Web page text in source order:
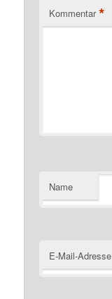
Kommentar *
Name
E-Mail-Adresse